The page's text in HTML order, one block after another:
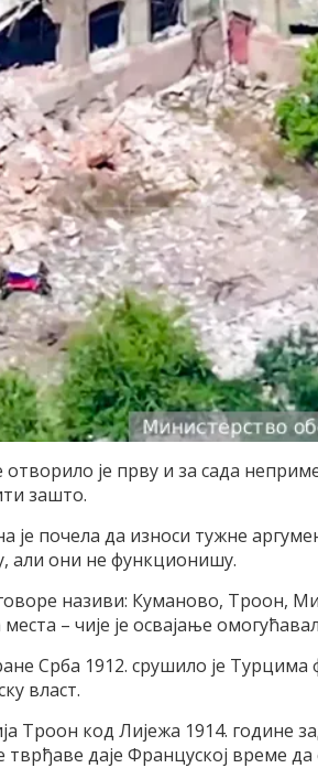
је прву и за сада
зашто.
је почела да износи тужне
али они не функционишу.
називи: Куманово, Троон,
– чије је освајање
Срба 1912. срушило је Турцима
власт.
Троон код Лијежа 1914. године
даје Француској време